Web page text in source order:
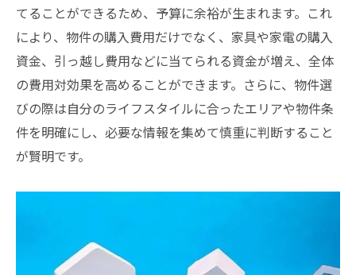
てることができるため、予算に余裕が生まれます。これ
により、物件の購入費用だけでなく、家具や家電の購入
資金、引っ越し費用などに当てられる資金が増え、全体
の費用対効果を高めることができます。さらに、物件選
びの際は自分のライフスタイルに合ったエリアや物件条
件を明確にし、必要な情報を集めて慎重に判断すること
が賢明です。